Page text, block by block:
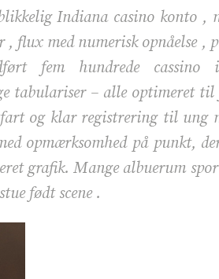
Indiana casino konto
, flux med numerisk opnåelse
fem hundrede cassino
tabulariser – alle optimeret til
og klar registrering til ung
opmærksomhed på punkt,
grafik. Mange albuerum
født scene .